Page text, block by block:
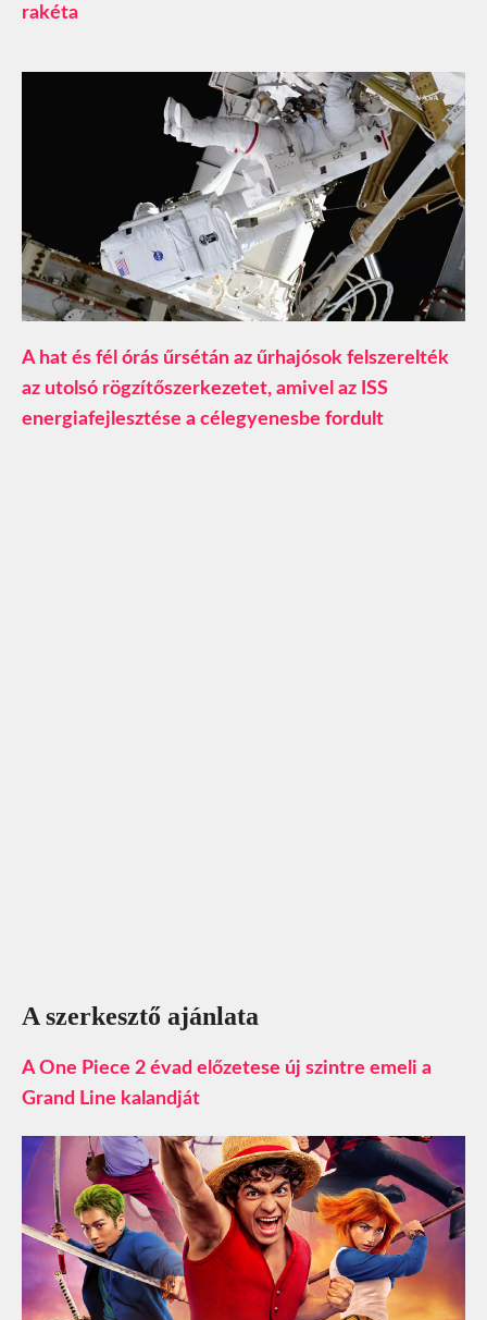
rakéta
A hat és fél órás űrsétán az űrhajósok felszerelték
az utolsó rögzítőszerkezetet, amivel az ISS
energiafejlesztése a célegyenesbe fordult
A szerkesztő ajánlata
A One Piece 2 évad előzetese új szintre emeli a
Grand Line kalandját